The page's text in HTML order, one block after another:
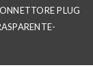
PLUG